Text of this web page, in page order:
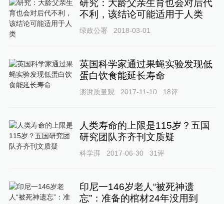
研究：大龄父亲生育也会对后代
不利，该结论可能适用于人类
绿政公署 2018-03-01
英国科学家通过果蝇实验发现低
蛋白饮食能延长寿命
澎湃质量观 2017-11-10 18评
人类寿命的上限是115岁？五国
研究团队齐齐刊文质疑
科学湃 2017-06-30 31评
印尼一146岁老人“被死神遗
忘”：准备的棺材24年没用到